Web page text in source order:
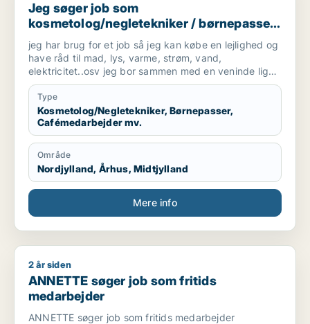
Jeg søger job som
kosmetolog/negletekniker / børnepasser
/ cafémedarbejder / blomsterhandler /
fritids medarbejder
jeg har brug for et job så jeg kan købe en lejlighed og
have råd til mad, lys, varme, strøm, vand,
elektricitet..osv jeg bor sammen med en veninde lige
nu men hun skal bo med sin kæreste.
Type
Kosmetolog/Negletekniker, Børnepasser,
Cafémedarbejder mv.
Område
Nordjylland, Århus, Midtjylland
Mere info
ANNETTE søger job som fritids medarbejder
2 år siden
ANNETTE søger job som fritids
medarbejder
ANNETTE søger job som fritids medarbejder